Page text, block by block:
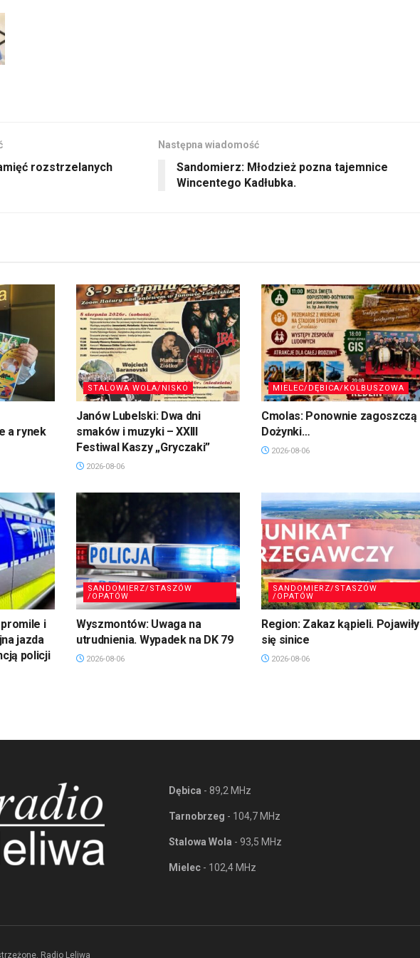
rozstrzelanych
Następna wiadomość
Sandomierz: Młodzież pozna tajemnice
Wincentego Kadłubka.
a rynek
STALOWA WOLA/NISKO
Janów Lubelski: Dwa dni
smaków i muzyki – XXIII
Festiwal Kaszy „Gryczaki”
2026-08-06
MIELEC/DĘBICA/KOLBUSZOWA
Cmolas: Ponownie zagoszczą
Dożynki…
2026-08-06
i
jazda
policji
SANDOMIERZ/STASZÓW
/OPATÓW
Wyszmontów: Uwaga na
utrudnienia. Wypadek na DK 79
2026-08-06
SANDOMIERZ/STASZÓW
/OPATÓW
Region: Zakaz kąpieli. Pojawiły
się sinice
2026-08-06
Dębica - 89,2 MHz
Tarnobrzeg - 104,7 MHz
Stalowa Wola - 93,5 MHz
Mielec - 102,4 MHz
Radio Leliwa